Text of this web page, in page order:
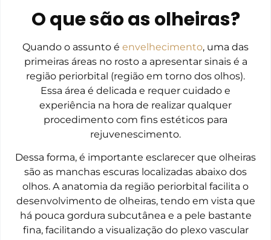
O que são as olheiras?
Quando o assunto é envelhecimento, uma das
primeiras áreas no rosto a apresentar sinais é a
região periorbital (região em torno dos olhos).
Essa área é delicada e requer cuidado e
experiência na hora de realizar qualquer
procedimento com fins estéticos para
rejuvenescimento.
Dessa forma, é importante esclarecer que olheiras
são as manchas escuras localizadas abaixo dos
olhos. A anatomia da região periorbital facilita o
desenvolvimento de olheiras, tendo em vista que
há pouca gordura subcutânea e a pele bastante
fina, facilitando a visualização do plexo vascular